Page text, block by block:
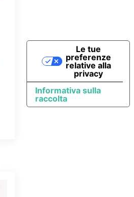
Informativa sulla
raccolta
Le tue
preferenze
relative alla
privacy